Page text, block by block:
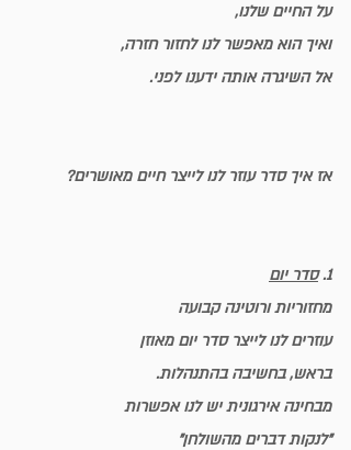
על החיים שלנו,
ואיך הוא מאפשר לנו לחזור חזרה,
אל השיגרה אותה ידענו לפני.
אז איך סדר עוזר לנו לייצר חיים מאושרים?
1. סדר יום
מחזוריות ורוטינה קבועה
עוזרים לנו לייצר סדר יום מאוזן
בראש, בחשיבה בהתנהלות.
מבחינה אירגונית יש לנו אפשרות
"לנקות דברים מהשולחן"